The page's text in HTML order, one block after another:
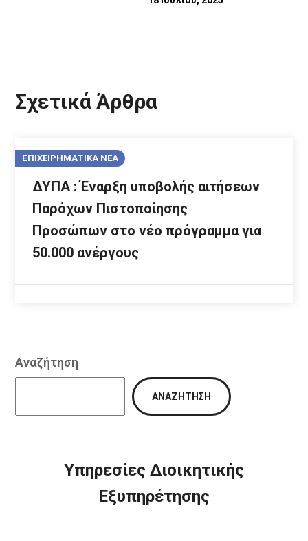
Σχετικά Άρθρα
ΕΠΙΧΕΙΡΗΜΑΤΙΚΑ ΝΕΑ
ΔΥΠΑ : Έναρξη υποβολής αιτήσεων
Παρόχων Πιστοποίησης
Προσώπων στο νέο πρόγραμμα για
50.000 ανέργους
Αναζήτηση
ΑΝΑΖΉΤΗΣΗ
Υπηρεσίες Διοικητικής
Εξυπηρέτησης